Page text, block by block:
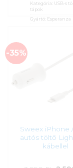
Kategória: USB-s
tápok
Gyártó: Esperanza
-35%
Sweex iPhone
autós töltő
kábellel